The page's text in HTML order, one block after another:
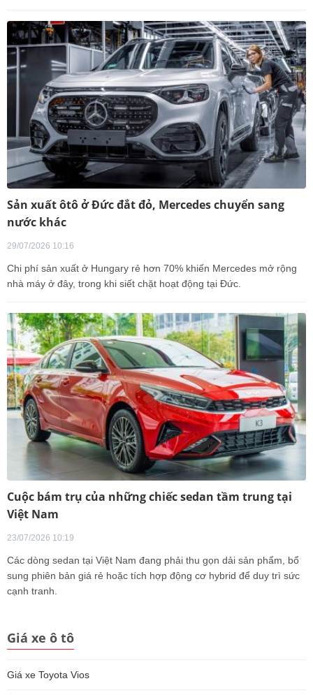
Sản xuất ôtô ở Đức đắt đỏ, Mercedes chuyển sang
nước khác
29/07/2026 10:16
Chi phí sản xuất ở Hungary rẻ hơn 70% khiến Mercedes mở rộng
nhà máy ở đây, trong khi siết chặt hoạt động tại Đức.
Cuộc bám trụ của những chiếc sedan tầm trung tại
Việt Nam
23/07/2026 10:19
Các dòng sedan tại Việt Nam đang phải thu gọn dải sản phẩm, bổ
sung phiên bản giá rẻ hoặc tích hợp động cơ hybrid để duy trì sức
cạnh tranh.
Giá xe ô tô
Giá xe Toyota Vios